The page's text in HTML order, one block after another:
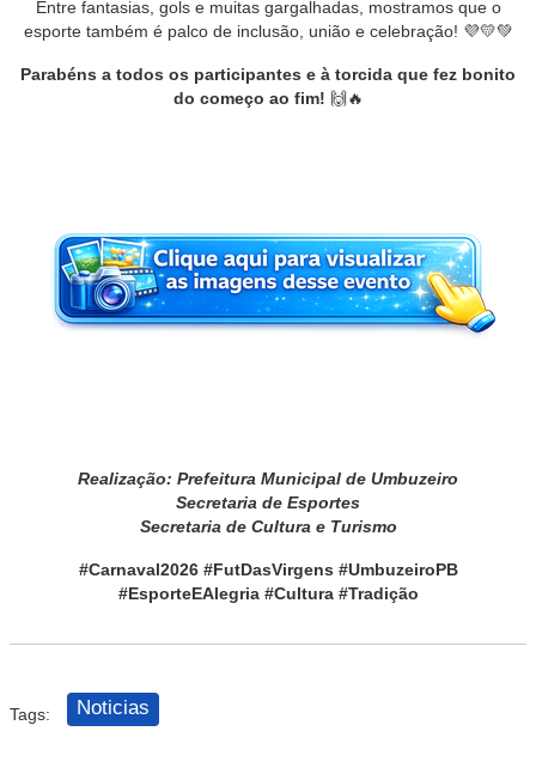
Entre fantasias, gols e muitas gargalhadas, mostramos que o
esporte também é palco de inclusão, união e celebração! 💜💛💚
Parabéns a todos os participantes e à torcida que fez bonito
do começo ao fim! 🙌🔥
Realização: Prefeitura Municipal de Umbuzeiro
Secretaria de Esportes
Secretaria de Cultura e Turismo
#Carnaval2026 #FutDasVirgens #UmbuzeiroPB
#EsporteEAlegria #Cultura #Tradição
Tags: Noticias